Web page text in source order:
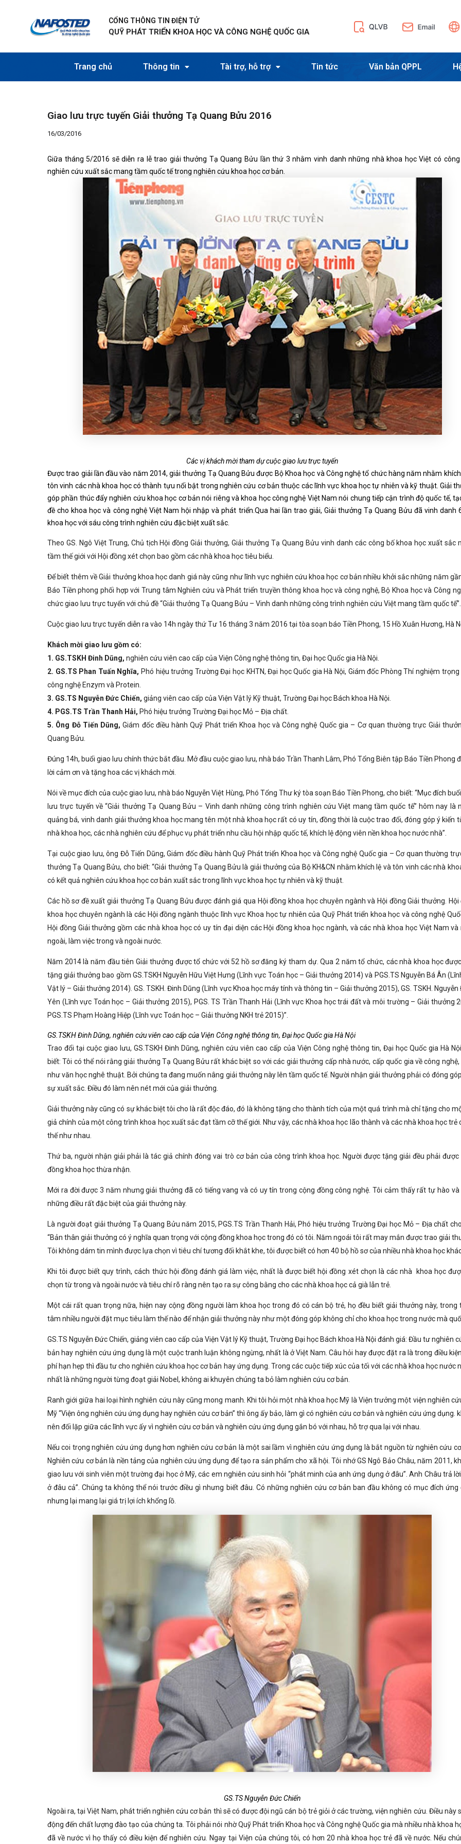
CỔNG THÔNG TIN ĐIỆN TỬ
QUỸ PHÁT TRIỂN KHOA HỌC VÀ CÔNG NGHỆ QUỐC GIA
Trang chủ Thông tin Tài trợ, hỗ trợ Tin tức Văn bản QPPL
Giao lưu trực tuyến Giải thưởng Tạ Quang Bửu 2016
16/03/2016
Giữa tháng 5/2016 sẽ diễn ra lễ trao giải thưởng Tạ Quang Bửu lần thứ 3 nhằm vinh danh những nhà khoa học Việt có
nghiên cứu xuất sắc mang tầm quốc tế trong nghiên cứu khoa học cơ bản.
Các vị khách mời tham dự cuộc giao lưu trực tuyến
Được trao giải lần đầu vào năm 2014, giải thưởng Tạ Quang Bửu được Bộ Khoa học và Công nghệ tổ chức hàng năm nhằm
tôn vinh các nhà khoa học có thành tựu nổi bật trong nghiên cứu cơ bản thuộc các lĩnh vực khoa học tự nhiên và kỹ thuật. Giải
góp phần thúc đẩy nghiên cứu khoa học cơ bản nói riêng và khoa học công nghệ Việt Nam nói chung tiếp cận trình độ quốc tế,
đề cho khoa học và công nghệ Việt Nam hội nhập và phát triển.Qua hai lần trao giải, Giải thưởng Tạ Quang Bửu đã vinh danh
khoa học với sáu công trình nghiên cứu đặc biệt xuất sắc.
Theo GS. Ngô Việt Trung, Chủ tịch Hội đồng Giải thưởng, Giải thưởng Tạ Quang Bửu vinh danh các công bố khoa học xuất sắc
tầm thế giới với Hội đồng xét chọn bao gồm các nhà khoa học tiêu biểu.
Để biết thêm về Giải thưởng khoa học danh giá này cũng như lĩnh vực nghiên cứu khoa học cơ bản nhiều khởi sắc những năm
Báo Tiền phong phối hợp với Trung tâm Nghiên cứu và Phát triển truyền thông khoa học và công nghệ, Bộ Khoa học và Công
chức giao lưu trực tuyến với chủ đề “Giải thưởng Tạ Quang Bửu – Vinh danh những công trình nghiên cứu Việt mang tầm quốc tế”.
Cuộc giao lưu trực tuyến diễn ra vào 14h ngày thứ Tư 16 tháng 3 năm 2016 tại tòa soạn báo Tiền Phong, 15 Hồ Xuân Hương, Hà
Khách mời giao lưu gồm có:
1. GS.TSKH Đinh Dũng, nghiên cứu viên cao cấp của Viện Công nghệ thông tin, Đại học Quốc gia Hà Nội.
2. GS.TS Phan Tuấn Nghĩa, Phó hiệu trưởng Trường Đại học KHTN, Đại học Quốc gia Hà Nội, Giám đốc Phòng Thí nghiệm trọng
công nghệ Enzym và Protein.
3. GS.TS Nguyễn Đức Chiến, giảng viên cao cấp của Viện Vật lý Kỹ thuật, Trường Đại học Bách khoa Hà Nội.
4. PGS.TS Trần Thanh Hải, Phó hiệu trưởng Trường Đại học Mỏ – Địa chất.
5. Ông Đỗ Tiến Dũng,Giám đốc điều hành Quỹ Phát triển Khoa học và Công nghệ Quốc gia – Cơ quan thường trực Giải
Quang Bửu.
Đúng 14h, buổi giao lưu chính thức bắt đầu. Mở đầu cuộc giao lưu, nhà báo Trần Thanh Lâm, Phó Tổng Biên tập Báo Tiền Phong
lời cảm ơn và tặng hoa các vị khách mời.
Nói về mục đích của cuộc giao lưu, nhà báo Nguyễn Việt Hùng, Phó Tổng Thư ký tòa soạn Báo Tiền Phong, cho biết: “Mục đích
lưu trực tuyến về “Giải thưởng Tạ Quang Bửu – Vinh danh những công trình nghiên cứu Việt mang tầm quốc tế” hôm nay là
quảng bá, vinh danh giải thưởng khoa học mang tên một nhà khoa học rất có uy tín, đồng thời là cuộc trao đổi, đóng góp ý kiến
nhà khoa học, các nhà nghiên cứu để phục vụ phát triển nhu cầu hội nhập quốc tế, khích lệ động viên nền khoa học nước nhà”.
Tại cuộc giao lưu, ông Đỗ Tiến Dũng, Giám đốc điều hành Quỹ Phát triển Khoa học và Công nghệ Quốc gia – Cơ quan thường
thưởng Tạ Quang Bửu, cho biết: “Giải thưởng Tạ Quang Bửu là giải thưởng của Bộ KH&CN nhằm khích lệ và tôn vinh các nhà
có kết quả nghiên cứu khoa học cơ bản xuất sắc trong lĩnh vực khoa học tự nhiên và kỹ thuật.
Các hồ sơ đề xuất giải thưởng Tạ Quang Bửu được đánh giá qua Hội đồng khoa học chuyên ngành và Hội đồng Giải thưởng. Hội
khoa học chuyên ngành là các Hội đồng ngành thuộc lĩnh vực Khoa học tự nhiên của Quỹ Phát triển khoa học và công nghệ
Hội đồng Giải thưởng gồm các nhà khoa học có uy tín đại diện các Hội đồng khoa học ngành, và các nhà khoa học Việt Nam và
ngoài, làm việc trong và ngoài nước.
Năm 2014 là năm đầu tiên Giải thưởng được tổ chức với 52 hồ sơ đăng ký tham dự. Qua 2 năm tổ chức, các nhà khoa học
tặng giải thưởng bao gồm GS.TSKH Nguyễn Hữu Việt Hưng (Lĩnh vực Toán học – Giải thưởng 2014) và PGS.TS Nguyễn Bá Ân
Vật lý – Giải thưởng 2014). GS. TSKH. Đinh Dũng (Lĩnh vực Khoa học máy tính và thông tin – Giải thưởng 2015), GS. TSKH. Nguyễn
Yên (Lĩnh vực Toán học – Giải thưởng 2015), PGS. TS Trần Thanh Hải (Lĩnh vực Khoa học trái đất và môi trường – Giải thưởng
PGS.TS Phạm Hoàng Hiệp (Lĩnh vực Toán học – Giải thưởng NKH trẻ 2015)”.
GS.TSKH Đinh Dũng, nghiên cứu viên cao cấp của Viện Công nghệ thông tin, Đại học Quốc gia Hà Nội
Trao đổi tại cuộc giao lưu, GS.TSKH Đinh Dũng, nghiên cứu viên cao cấp của Viện Công nghệ thông tin, Đại học Quốc gia Hà
biết: Tôi có thể nói rằng giải thưởng Tạ Quang Bửu rất khác biệt so với các giải thưởng cấp nhà nước, cấp quốc gia về công nghệ,
như văn học nghê thuật. Bởi chúng ta đang muốn nâng giải thưởng này lên tầm quốc tế. Người nhận giải thưởng phải có đóng
sự xuất sắc. Điều đó làm nên nét mới của giải thưởng.
Giải thưởng này cũng có sự khác biệt tôi cho là rất độc đáo, đó là không tặng cho thành tích của một quá trình mà chỉ tặng cho
giả chính của một công trình khoa học xuất sắc đạt tầm cỡ thế giới. Như vậy, các nhà khoa học lão thành và các nhà khoa học trẻ
thế như nhau.
Thứ ba, người nhận giải phải là tác giả chính đóng vai trò cơ bản của công trình khoa học. Người được tặng giải đều phải được
đồng khoa học thừa nhận.
Mới ra đời được 3 năm nhưng giải thưởng đã có tiếng vang và có uy tín trong cộng đồng công nghệ. Tôi cảm thấy rất tự hào và
những điều rất đặc biệt của giải thưởng này.
Là người đoạt giải thưởng Tạ Quang Bửu năm 2015, PGS.TS Trần Thanh Hải, Phó hiệu trưởng Trường Đại học Mỏ – Địa chất
“Bản thân giải thưởng có ý nghĩa quan trọng với cộng đồng khoa học trong đó có tôi. Năm ngoái tôi rất may mắn được trao giải
Tôi không dám tin mình được lựa chọn vì tiêu chí tương đối khắt khe, tôi được biết có hơn 40 bộ hồ sơ của nhiều nhà khoa học
Khi tôi được biết quy trình, cách thức hội đồng đánh giá làm việc, nhất là được biết hội đồng xét chọn là các nhà khoa học
chọn từ trong và ngoài nước và tiêu chí rõ ràng nên tạo ra sự công bằng cho các nhà khoa học cả già lẫn trẻ.
Một cái rất quan trọng nữa, hiện nay cộng đồng người làm khoa học trong đó có cán bộ trẻ, họ đều biết giải thưởng này, trong
tâm nhiều người đặt mục tiêu làm thế nào để nhận giải thưởng này như một đóng góp không chỉ cho khoa học trong nước mà
GS.TS Nguyễn Đức Chiến, giảng viên cao cấp của Viện Vật lý Kỹ thuật, Trường Đại học Bách khoa Hà Nội đánh giá: Đầu tư nghiên
bản hay nghiên cứu ứng dụng là một cuộc tranh luận không ngừng, nhất là ở Việt Nam. Câu hỏi hay được đặt ra là trong điều
phí hạn hẹp thì đầu tư cho nghiên cứu khoa học cơ bản hay ứng dụng. Trong các cuộc tiếp xúc của tối với các nhà khoa học nước
nhất là những người từng đoạt giải Nobel, không ai khuyên chúng ta bỏ làm nghiên cứu cơ bản.
Ranh giới giữa hai loại hình nghiên cứu này cũng mong manh. Khi tôi hỏi một nhà khoa học Mỹ là Viện trưởng một viện nghiên
Mỹ “Viện ông nghiên cứu ứng dụng hay nghiên cứu cơ bản” thì ông ấy bảo, làm gì có nghiên cứu cơ bản và nghiên cứu ứng dụng.
nên đối lặp giữa các lĩnh vực ấy vì nghiên cứu cơ bản và nghiên cứu ứng dụng gắn bó với nhau, hỗ trợ qua lại với nhau.
Nếu coi trọng nghiên cứu ứng dụng hơn nghiên cứu cơ bản là một sai lầm vì nghiên cứu ứng dụng là bắt nguồn từ nghiên cứu
Nghiên cứu cơ bản là nền tảng của nghiên cứu ứng dụng để tạo ra sản phẩm cho xã hội. Tôi nhớ GS Ngô Bảo Châu, năm 2011,
giao lưu với sinh viên một trường đại học ở Mỹ, các em nghiên cứu sinh hỏi “phát minh của anh ứng dụng ở đâu”. Anh Châu trả lời
ở đâu cả”. Chúng ta không thể nói trước điều gì nhưng biết đâu. Có những nghiên cứu cơ bản ban đầu không có mục đích ứng
nhưng lại mang lại giá trị lợi ích khổng lồ.
GS.TS Nguyễn Đức Chiến
Ngoài ra, tại Việt Nam, phát triển nghiên cứu cơ bản thì sẽ có được đội ngũ cán bộ trẻ giỏi ở các trường, viện nghiên cứu. Điều này
động đến chất lượng đào tạo của chúng ta. Tôi phải nói nhờ Quỹ Phát triển Khoa học và Công nghệ Quốc gia mà nhiều nhà khoa
đã về nước vì họ thấy có điều kiện để nghiên cứu. Ngay tại Viện của chúng tôi, có hơn 20 nhà khoa học trẻ đã về nước. Nếu
hướng
bài